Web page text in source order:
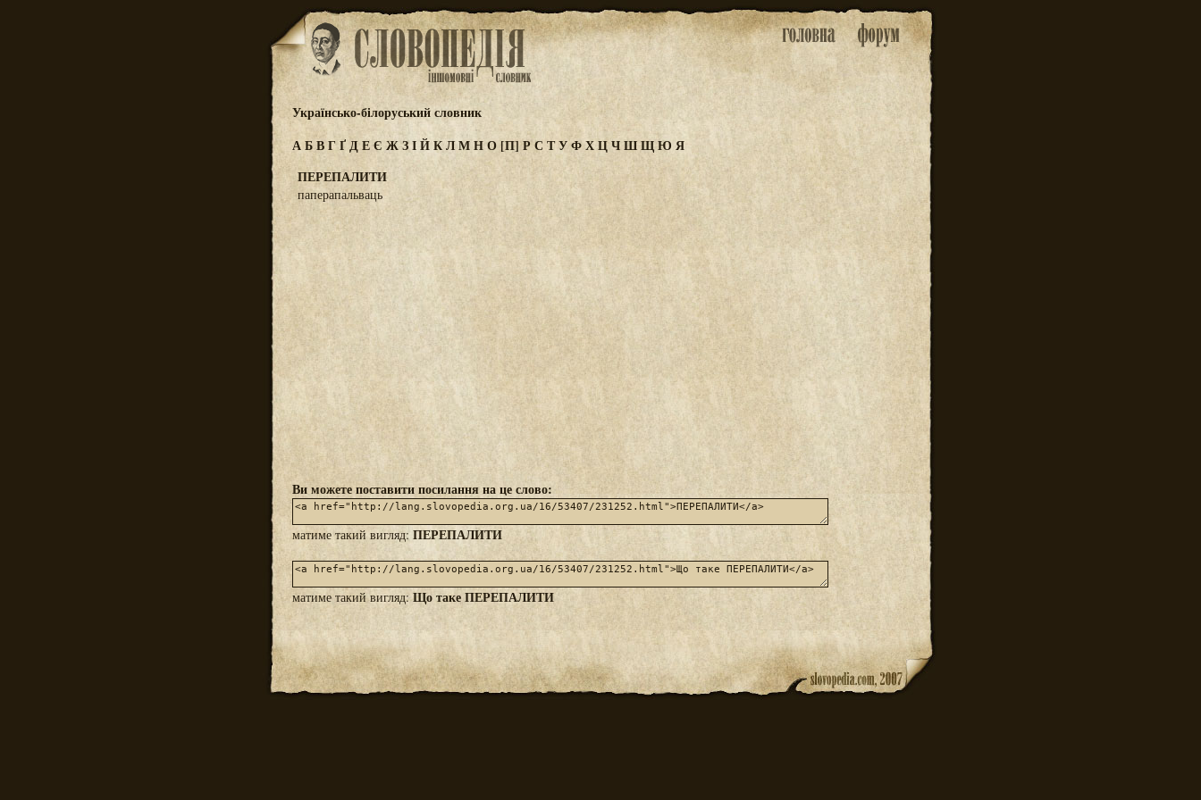
Українсько-білоруський словник
АБВГҐДЕЄ ЖЗІЙКЛМНО[П] РС ТУФХЦЧШЩЮ Я
ПЕРЕПАЛИТИ
паперапальваць
Ви можете поставити посилання на це слово:
матиме такий вигляд: ПЕРЕПАЛИТИ
матиме такий вигляд:Що таке ПЕРЕПАЛИТИ